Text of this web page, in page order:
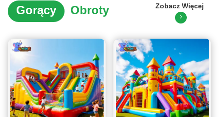
Gorący Obroty Zobacz Więcej